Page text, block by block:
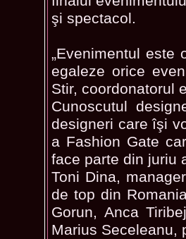
şi spectacol.
„Evenimentul este
egaleze orice
Stir, coordonatorul
Cunoscutul
designeri care îşi
a Fashion Gate
face parte din juriu
Toni Dina,
de top din
Gorun, Anca
Marius Seceleanu,